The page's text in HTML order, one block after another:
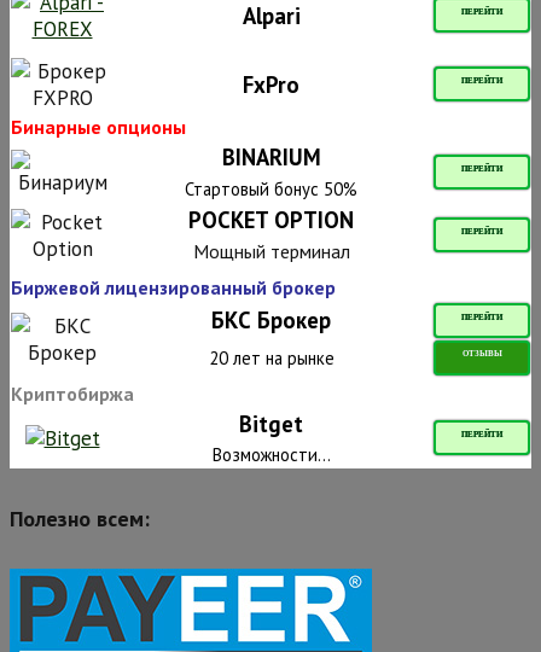
Alpari ПЕРЕЙТИ
FxPro ПЕРЕЙТИ
Бинарные опционы
BINARIUM ПЕРЕЙТИ
Стартовый бонус 50%
POCKET OPTION ПЕРЕЙТИ
Мощный терминал
Биржевой лицензированный брокер
БКС Брокер ПЕРЕЙТИ
20 лет на рынке ОТЗЫВЫ
Криптобиржа
Bitget ПЕРЕЙТИ
Возможности...
Полезно всем: